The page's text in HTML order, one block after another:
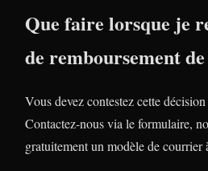
Que faire lorsque je
de remboursement
Vous devez contestez cette
Contactez-nous via le formulaire,
gratuitement un modèle de courrier